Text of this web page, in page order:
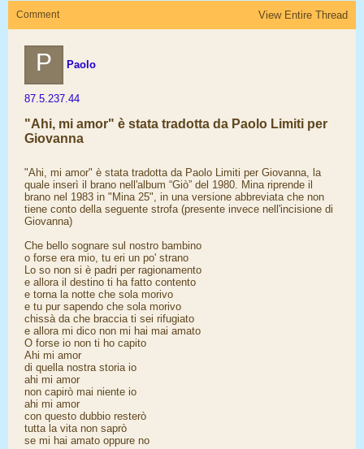
Comment View Entire Thread
P Paolo
87.5.237.44
"Ahi, mi amor" è stata tradotta da Paolo Limiti per
Giovanna
"Ahi, mi amor" è stata tradotta da Paolo Limiti per Giovanna, la
quale inserì il brano nell'album “Giò” del 1980. Mina riprende il
brano nel 1983 in "Mina 25", in una versione abbreviata che non
tiene conto della seguente strofa (presente invece nell'incisione di
Giovanna)
Che bello sognare sul nostro bambino
o forse era mio, tu eri un po' strano
Lo so non si è padri per ragionamento
e allora il destino ti ha fatto contento
e torna la notte che sola morivo
e tu pur sapendo che sola morivo
chissà da che braccia ti sei rifugiato
e allora mi dico non mi hai mai amato
O forse io non ti ho capito
Ahi mi amor
di quella nostra storia io
ahi mi amor
non capirò mai niente io
ahi mi amor
con questo dubbio resterò
tutta la vita non saprò
se mi hai amato oppure no